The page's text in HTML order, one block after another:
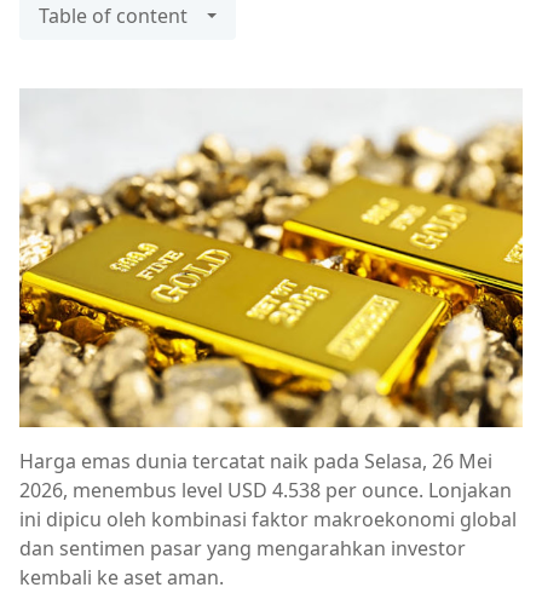
Table of content
Harga emas dunia tercatat naik pada Selasa, 26 Mei
2026, menembus level USD 4.538 per ounce. Lonjakan
ini dipicu oleh kombinasi faktor makroekonomi global
dan sentimen pasar yang mengarahkan investor
kembali ke aset aman.